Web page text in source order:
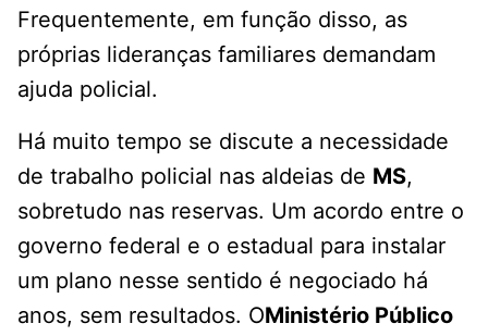
Frequentemente, em função disso, as
próprias lideranças familiares demandam
ajuda policial.
Há muito tempo se discute a necessidade
de trabalho policial nas aldeias de MS,
sobretudo nas reservas. Um acordo entre o
governo federal e o estadual para instalar
um plano nesse sentido é negociado há
anos, sem resultados. OMinistério Público